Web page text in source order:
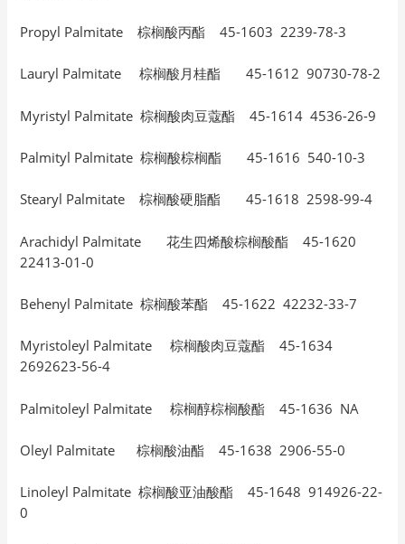
Propyl Palmitate 棕榈酸丙酯 45-1603 2239-78-3
Lauryl Palmitate 棕榈酸月桂酯 45-1612 90730-78-2
Myristyl Palmitate 棕榈酸肉豆蔻酯 45-1614 4536-26-9
Palmityl Palmitate 棕榈酸棕榈酯 45-1616 540-10-3
Stearyl Palmitate 棕榈酸硬脂酯 45-1618 2598-99-4
Arachidyl Palmitate 花生四烯酸棕榈酸酯 45-1620
22413-01-0
Behenyl Palmitate 棕榈酸苯酯 45-1622 42232-33-7
Myristoleyl Palmitate 棕榈酸肉豆蔻酯 45-1634
2692623-56-4
Palmitoleyl Palmitate 棕榈醇棕榈酸酯 45-1636 NA
Oleyl Palmitate 棕榈酸油酯 45-1638 2906-55-0
Linoleyl Palmitate 棕榈酸亚油酸酯 45-1648 914926-22-
0